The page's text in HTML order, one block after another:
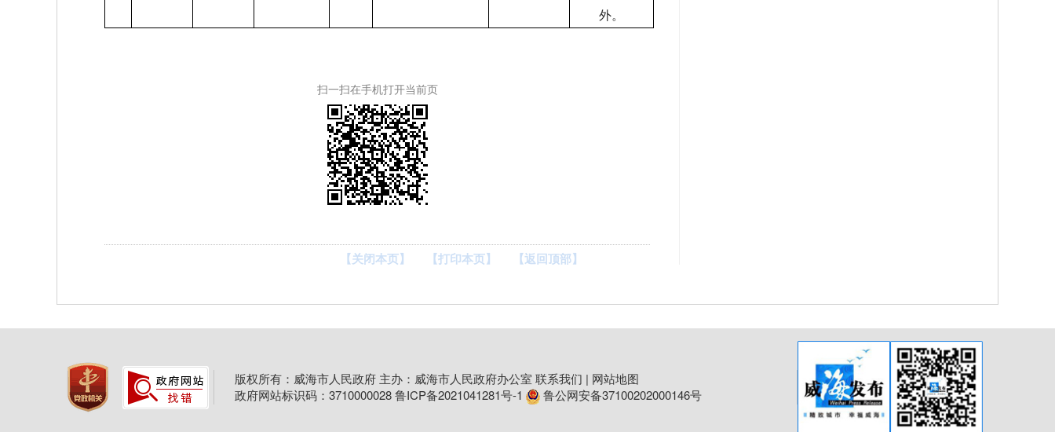
外。
扫一扫在手机打开当前页
【关闭本页】 【打印本页】 【返回顶部】
版权所有：威海市人民政府 主办：威海市人民政府办公室 联系我们 | 网站地图
政府网站标识码：3710000028鲁ICP备2021041281号-1 鲁公网安备37100202000146号